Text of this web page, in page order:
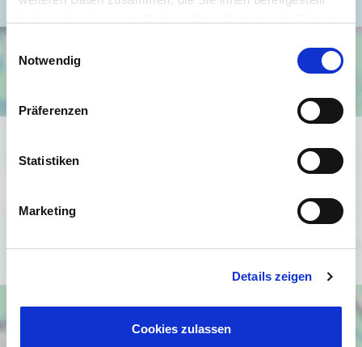
Notwendig
Präferenzen
Statistiken
Marketing
Details zeigen
Cookies zulassen
Ich bin einverstanden